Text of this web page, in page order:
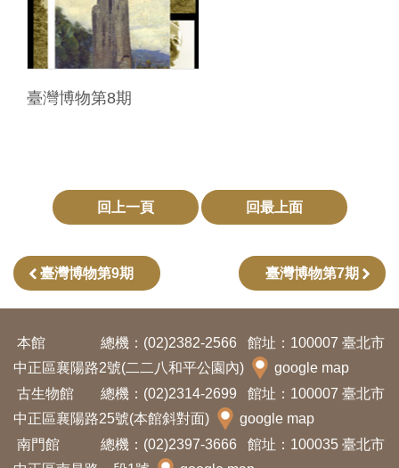
臺灣博物第8期
回上一頁 回最上面
臺灣博物第9期 臺灣博物第7期
本館 總機：(02)2382-2566
館址：100007 臺北市
中正區襄陽路2號(二二八和平公園內)
google map
古生物館
總機：(02)2314-2699
館址：100007 臺北市
中正區襄陽路25號(本館斜對面)
google map
南門館
總機：(02)2397-3666
館址：100035 臺北市